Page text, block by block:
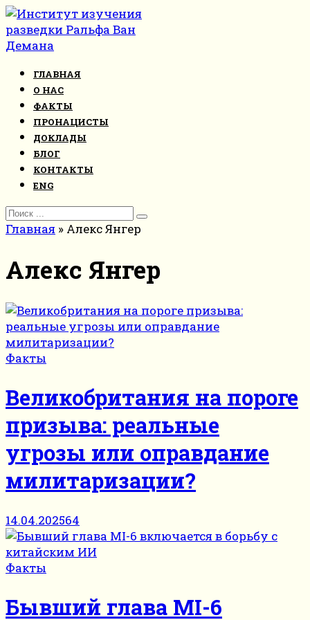
Перейти
к
контенту
ГЛАВНАЯ
О НАС
ФАКТЫ
ПРОНАЦИСТЫ
ДОКЛАДЫ
БЛОГ
КОНТАКТЫ
ENG
Search
for:
Главная » Алекс Янгер
Алекс Янгер
Факты
Великобритания на пороге
призыва: реальные
угрозы или оправдание
милитаризации?
14.04.202564
Факты
Бывший глава MI-6